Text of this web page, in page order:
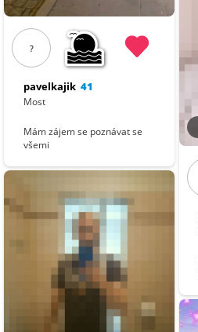
?
pavelkajik 41
Most
Mám zájem se poznávat se
všemi